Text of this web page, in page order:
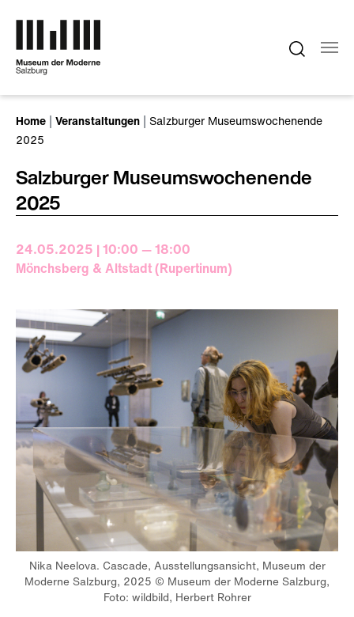
Home Veranstaltungen Salzburger Museumswochenende
2025
Salzburger Museumswochenende
2025
24.05.2025 | 10:00 — 18:00
Mönchsberg & Altstadt (Rupertinum)
Nika Neelova. Cascade, Ausstellungsansicht, Museum der
Moderne Salzburg, 2025 © Museum der Moderne Salzburg,
Foto: wildbild, Herbert Rohrer